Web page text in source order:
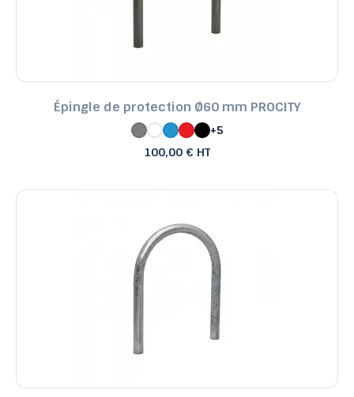
Épingle de protection Ø60 mm PROCITY
+5
100,00 € HT